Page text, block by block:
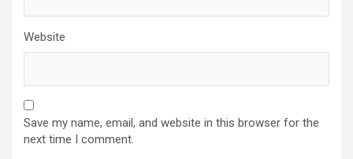
Website
Save my name, email, and website in this browser for the
next time I comment.